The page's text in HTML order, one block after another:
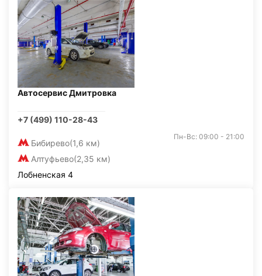
Автосервис Дмитровка
+7 (499) 110-28-43
Бибирево(1,6 км)
Алтуфьево(2,35 км)
Пн-Вс: 09:00 - 21:00
Лобненская 4